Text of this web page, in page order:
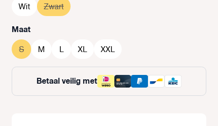
Wit Zwart(Deze optie is momenteel niet beschikbaar.)
Selecteer
Maat
S(Deze optie is momenteel niet beschikbaar.)
M L XL XXL
Betaal veilig met